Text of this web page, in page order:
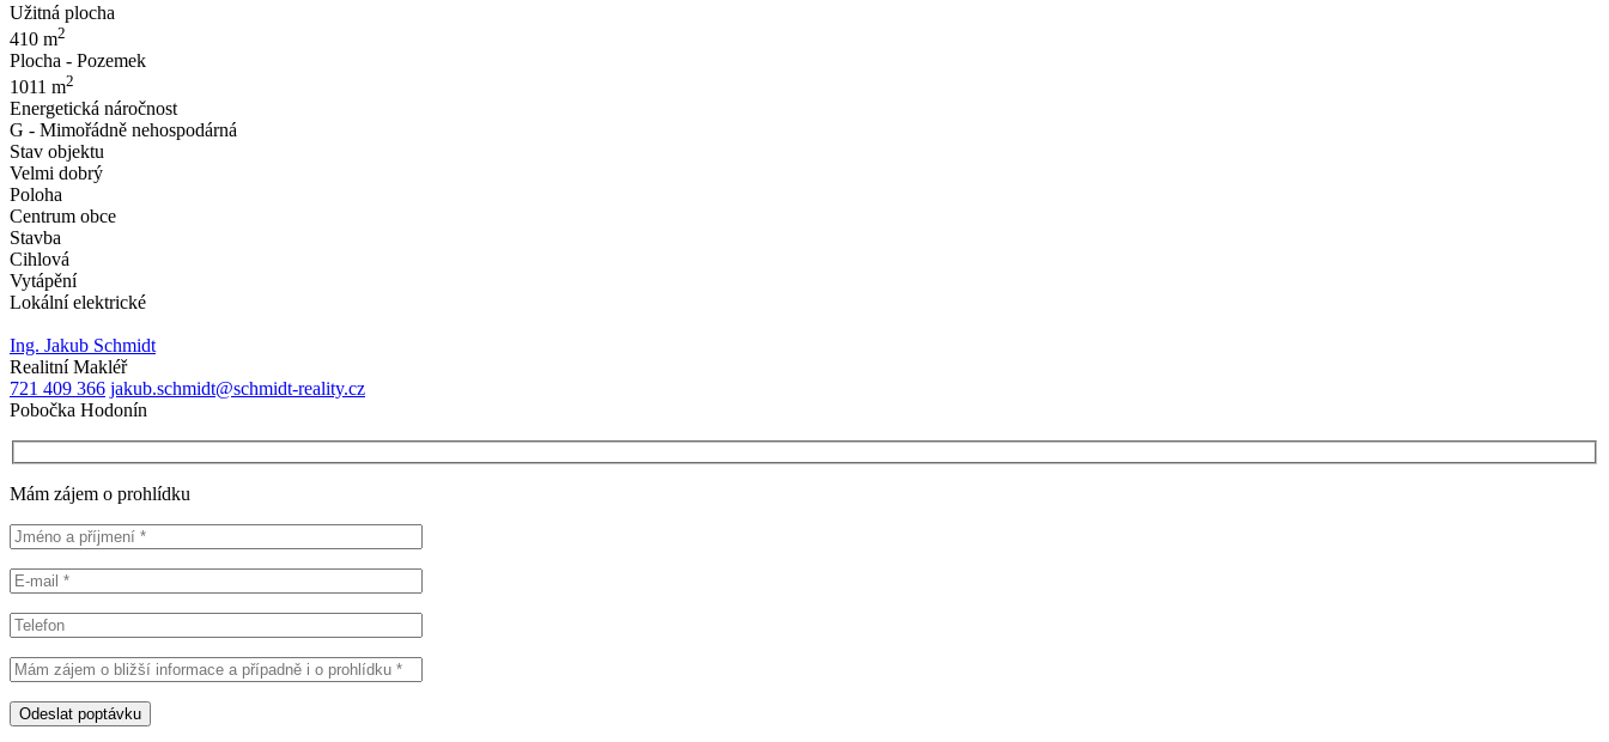
Užitná plocha
410 m2
Plocha - Pozemek
1011 m2
Energetická náročnost
G - Mimořádně nehospodárná
Stav objektu
Velmi dobrý
Poloha
Centrum obce
Stavba
Cihlová
Vytápění
Lokální elektrické
Ing. Jakub Schmidt
Realitní Makléř
721 409 366 jakub.schmidt@schmidt-reality.cz
Pobočka Hodonín
Mám zájem o prohlídku